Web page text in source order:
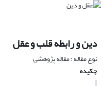
دین و رابطه قلب و عقل
نوع مقاله : مقاله پژوهشی
چکیده